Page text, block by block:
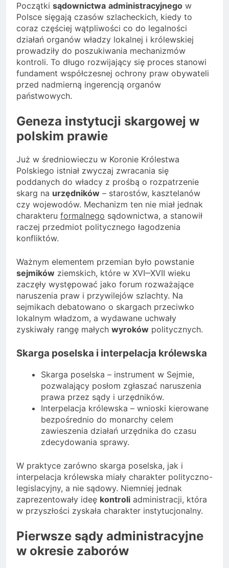
Początki sądownictwa administracyjnego w
Polsce sięgają czasów szlacheckich, kiedy to
coraz częściej wątpliwości co do legalności
działań organów władzy lokalnej i królewskiej
prowadziły do poszukiwania mechanizmów
kontroli. To długo rozwijający się proces stanowi
fundament współczesnej ochrony praw obywateli
przed nadmierną ingerencją organów
państwowych.
Geneza instytucji skargowej w
polskim prawie
Już w średniowieczu w Koronie Królestwa
Polskiego istniał zwyczaj zwracania się
poddanych do władcy z prośbą o rozpatrzenie
skarg na urzędników – starostów, kasztelanów
czy wojewodów. Mechanizm ten nie miał jednak
charakteru formalnego sądownictwa, a stanowił
raczej przedmiot politycznego łagodzenia
konfliktów.
Ważnym elementem przemian było powstanie
sejmików ziemskich, które w XVI‒XVII wieku
zaczęły występować jako forum rozważające
naruszenia praw i przywilejów szlachty. Na
sejmikach debatowano o skargach przeciwko
lokalnym władzom, a wydawane uchwały
zyskiwały rangę małych wyroków politycznych.
Skarga poselska i interpelacja królewska
Skarga poselska – instrument w Sejmie,
pozwalający posłom zgłaszać naruszenia
prawa przez sądy i urzędników.
Interpelacja królewska – wnioski kierowane
bezpośrednio do monarchy celem
zawieszenia działań urzędnika do czasu
zdecydowania sprawy.
W praktyce zarówno skarga poselska, jak i
interpelacja królewska miały charakter polityczno-
legislacyjny, a nie sądowy. Niemniej jednak
zaprezentowały ideę kontroli administracji, która
w przyszłości zyskała charakter instytucjonalny.
Pierwsze sądy administracyjne
w okresie zaborów